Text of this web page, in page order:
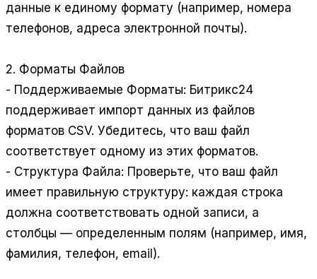
данные к единому формату (например, номера
телефонов, адреса электронной почты).
2. Форматы Файлов
- Поддерживаемые Форматы: Битрикс24
поддерживает импорт данных из файлов
форматов CSV. Убедитесь, что ваш файл
соответствует одному из этих форматов.
- Структура Файла: Проверьте, что ваш файл
имеет правильную структуру: каждая строка
должна соответствовать одной записи, а
столбцы — определенным полям (например, имя,
фамилия, телефон, email).